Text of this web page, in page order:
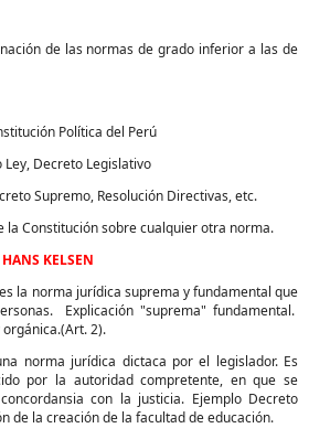
de las normas de grado inferior a las de
Política del Perú
Ley, Decreto Legislativo
Supremo, Resolución Directivas, etc.
la Constitución sobre cualquier otra norma.
KELSEN
la norma jurídica suprema y fundamental que
Explicación "suprema" fundamental.
2).
norma jurídica dictaca por el legislador. Es
por la autoridad compretente, en que se
con la justicia. Ejemplo Decreto
de la creación de la facultad de educación.